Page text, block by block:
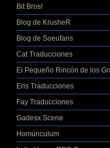
Bit Bros!
Blog de KrusheR
Blog de Soeufans
Cat Traducciones
El Pequeño Rincón de los
Eris Traducciones
Fay Traducciones
Gadesx Scene
Homúnculum